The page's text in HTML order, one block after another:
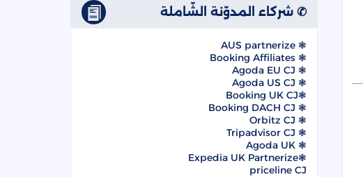
✆ شركاء المدوّنة الشّاملة
❃ AUS partnerize
❃ Booking Affiliates
❃ Agoda EU CJ
❃ Agoda US CJ
❃Booking UK CJ
❃ Booking DACH CJ
❃ Orbitz CJ
❃ Tripadvisor CJ
❃ Agoda UK
❃Expedia UK Partnerize
priceline CJ